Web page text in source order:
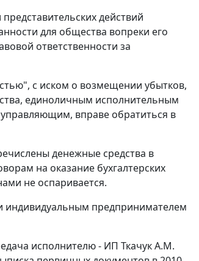
действий
для общества вопреки его
ответственности за
с иском о возмещении убытков,
единоличным исполнительным
вправе обратиться в
денежные средства в
на оказание бухгалтерских
не оспаривается.
предпринимателем
исполнителю - ИП Ткачук А.М.